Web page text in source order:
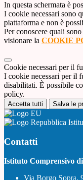
In questa schermata è
I cookie necessari sono
piattaforma e non è
Per conoscere quali
visionare la COOKIE
Cookie necessari per il
I cookie necessari per il
disabilitati. È possibile
policy.
Accetta tutti Salva le
Contatti
Istituto Comprensivo
Via Borgo Sopra,